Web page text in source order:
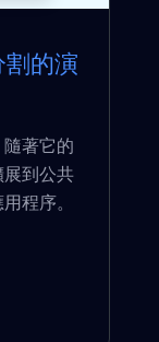
割的演
著它的
到公共
程序。